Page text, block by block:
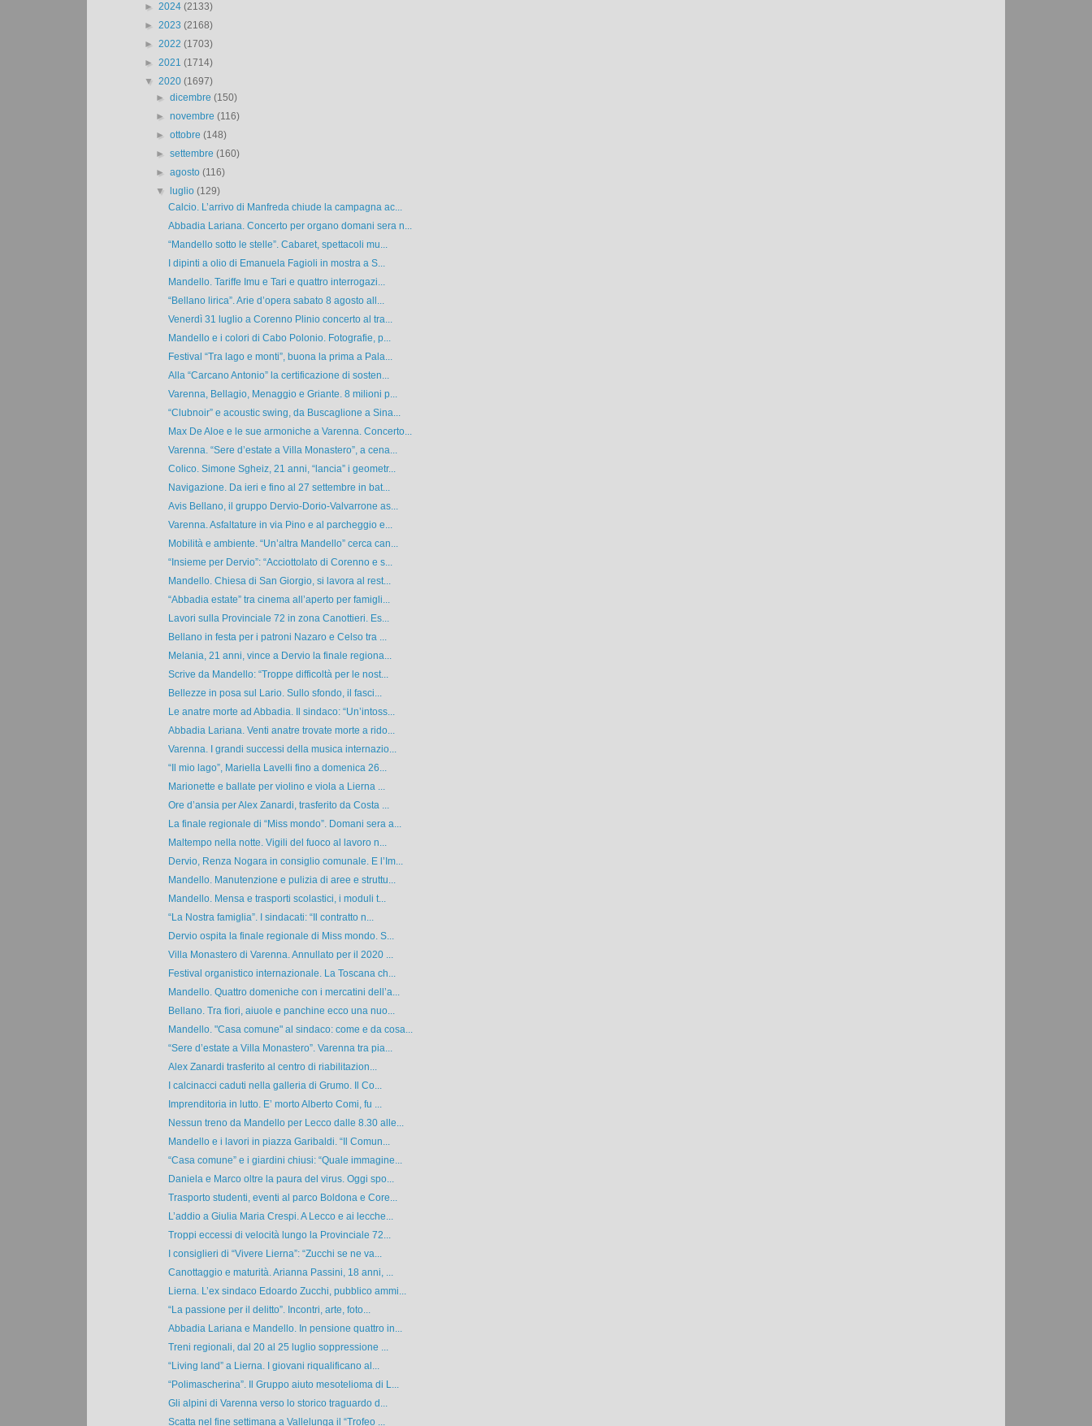
► 2024 (2133)
► 2023 (2168)
► 2022 (1703)
► 2021 (1714)
▼ 2020 (1697)
►dicembre(150)
►novembre(116)
►ottobre(148)
►settembre(160)
►agosto(116)
▼
luglio(129)
Calcio. L’arrivo di Manfreda chiude la campagna ac...
Abbadia Lariana. Concerto per organo domani sera n...
“Mandello sotto le stelle”. Cabaret, spettacoli mu...
I dipinti a olio di Emanuela Fagioli in mostra a S...
Mandello. Tariffe Imu e Tari e quattro interrogazi...
“Bellano lirica”. Arie d’opera sabato 8 agosto all...
Venerdì 31 luglio a Corenno Plinio concerto al tra...
Mandello e i colori di Cabo Polonio. Fotografie, p...
Festival “Tra lago e monti”, buona la prima a Pala...
Alla “Carcano Antonio” la certificazione di sosten...
Varenna, Bellagio, Menaggio e Griante. 8 milioni p...
“Clubnoir” e acoustic swing, da Buscaglione a Sina...
Max De Aloe e le sue armoniche a Varenna. Concerto...
Varenna. “Sere d’estate a Villa Monastero”, a cena...
Colico. Simone Sgheiz, 21 anni, “lancia” i geometr...
Navigazione. Da ieri e fino al 27 settembre in bat...
Avis Bellano, il gruppo Dervio-Dorio-Valvarrone as...
Varenna. Asfaltature in via Pino e al parcheggio e...
Mobilità e ambiente. “Un’altra Mandello” cerca can...
“Insieme per Dervio”: “Acciottolato di Corenno e s...
Mandello. Chiesa di San Giorgio, si lavora al rest...
“Abbadia estate” tra cinema all’aperto per famigli...
Lavori sulla Provinciale 72 in zona Canottieri. Es...
Bellano in festa per i patroni Nazaro e Celso tra ...
Melania, 21 anni, vince a Dervio la finale regiona...
Scrive da Mandello: “Troppe difficoltà per le nost...
Bellezze in posa sul Lario. Sullo sfondo, il fasci...
Le anatre morte ad Abbadia. Il sindaco: “Un’intoss...
Abbadia Lariana. Venti anatre trovate morte a rido...
Varenna. I grandi successi della musica internazio...
“Il mio lago”, Mariella Lavelli fino a domenica 26...
Marionette e ballate per violino e viola a Lierna ...
Ore d’ansia per Alex Zanardi, trasferito da Costa ...
La finale regionale di “Miss mondo”. Domani sera a...
Maltempo nella notte. Vigili del fuoco al lavoro n...
Dervio, Renza Nogara in consiglio comunale. E l’Im...
Mandello. Manutenzione e pulizia di aree e struttu...
Mandello. Mensa e trasporti scolastici, i moduli t...
“La Nostra famiglia”. I sindacati: “Il contratto n...
Dervio ospita la finale regionale di Miss mondo. S...
Villa Monastero di Varenna. Annullato per il 2020 ...
Festival organistico internazionale. La Toscana ch...
Mandello. Quattro domeniche con i mercatini dell’a...
Bellano. Tra fiori, aiuole e panchine ecco una nuo...
Mandello. "Casa comune" al sindaco: come e da cosa...
“Sere d’estate a Villa Monastero”. Varenna tra pia...
Alex Zanardi trasferito al centro di riabilitazion...
I calcinacci caduti nella galleria di Grumo. Il Co...
Imprenditoria in lutto. E’ morto Alberto Comi, fu ...
Nessun treno da Mandello per Lecco dalle 8.30 alle...
Mandello e i lavori in piazza Garibaldi. “Il Comun...
“Casa comune” e i giardini chiusi: “Quale immagine...
Daniela e Marco oltre la paura del virus. Oggi spo...
Trasporto studenti, eventi al parco Boldona e Core...
L’addio a Giulia Maria Crespi. A Lecco e ai lecche...
Troppi eccessi di velocità lungo la Provinciale 72...
I consiglieri di “Vivere Lierna”: “Zucchi se ne va...
Canottaggio e maturità. Arianna Passini, 18 anni, ...
Lierna. L’ex sindaco Edoardo Zucchi, pubblico ammi...
“La passione per il delitto”. Incontri, arte, foto...
Abbadia Lariana e Mandello. In pensione quattro in...
Treni regionali, dal 20 al 25 luglio soppressione ...
“Living land” a Lierna. I giovani riqualificano al...
“Polimascherina”. Il Gruppo aiuto mesotelioma di L...
Gli alpini di Varenna verso lo storico traguardo d...
Scatta nel fine settimana a Vallelunga il “Trofeo ...